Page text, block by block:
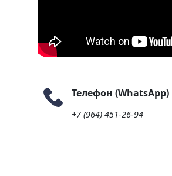
Телефон (WhatsApp)
+7 (964) 451-26-94